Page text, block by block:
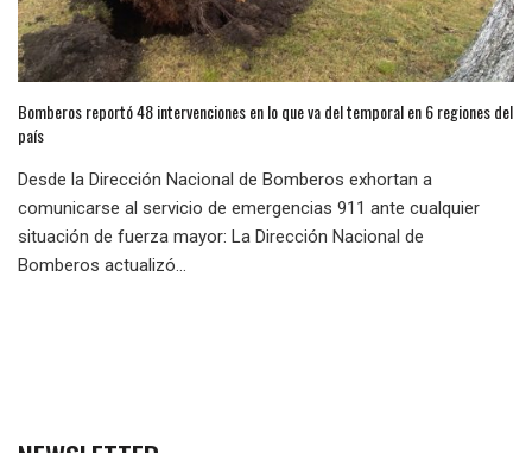
Bomberos reportó 48 intervenciones en lo que va del temporal en 6 regiones del
país
Desde la Dirección Nacional de Bomberos exhortan a
comunicarse al servicio de emergencias 911 ante cualquier
situación de fuerza mayor: La Dirección Nacional de
Bomberos actualizó...